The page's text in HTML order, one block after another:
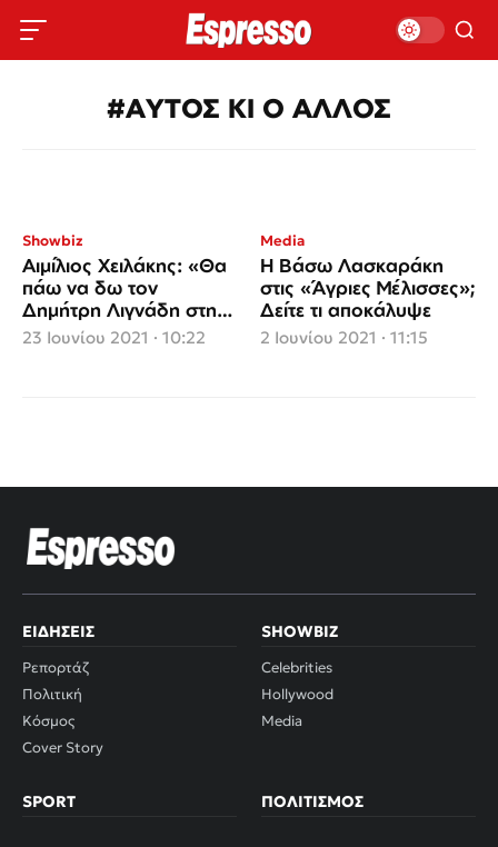
#ΑΥΤΟΣ ΚΙ Ο ΑΛΛΟΣ
Showbiz
Αιμίλιος Χειλάκης: «Θα
πάω να δω τον
Δημήτρη Λιγνάδη στη
φυλακή» (video)
23 Ιουνίου 2021 · 10:22
Media
Η Βάσω Λασκαράκη
στις «Άγριες Μέλισσες»;
Δείτε τι αποκάλυψε
2 Ιουνίου 2021 · 11:15
ΕΙΔΉΣΕΙΣ
Ρεπορτάζ
Πολιτική
Κόσμος
Cover Story
SHOWBIZ
Celebrities
Hollywood
Media
SPORT ΠΟΛΙΤΙΣΜΌΣ